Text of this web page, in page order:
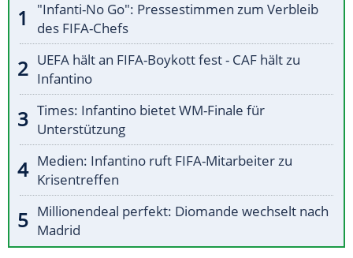
"Infanti-No Go": Pressestimmen zum Verbleib
des FIFA-Chefs
UEFA hält an FIFA-Boykott fest - CAF hält zu
Infantino
Times: Infantino bietet WM-Finale für
Unterstützung
Medien: Infantino ruft FIFA-Mitarbeiter zu
Krisentreffen
Millionendeal perfekt: Diomande wechselt nach
Madrid